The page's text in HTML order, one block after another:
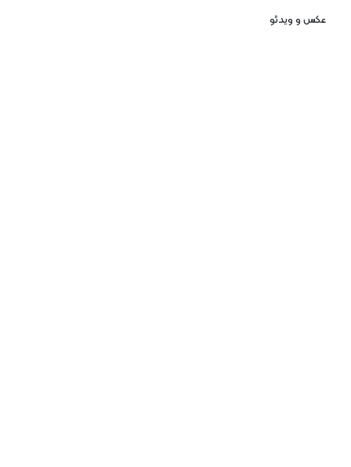
عکس و ویدئو